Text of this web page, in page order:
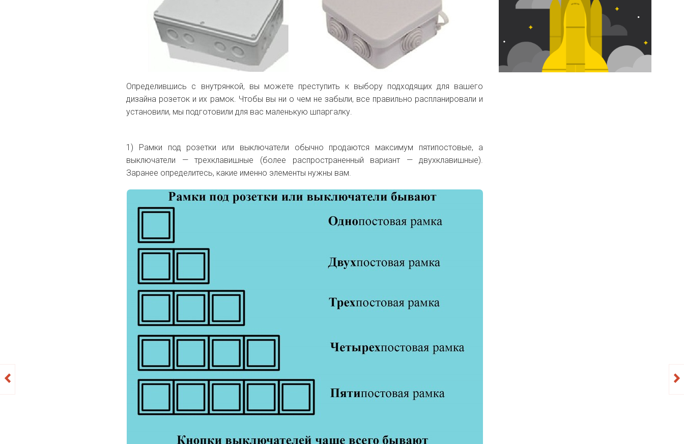
Определившись с внутрянкой, вы можете преступить к выбору подходящих для вашего
дизайна розеток и их рамок. Чтобы вы ни о чем не забыли, все правильно распланировали и
установили, мы подготовили для вас маленькую шпаргалку.
1) Рамки под розетки или выключатели обычно продаются максимум пятипостовые, а
выключатели — трехклавишные (более распространенный вариант — двухклавишные).
Заранее определитесь, какие именно элементы нужны вам.